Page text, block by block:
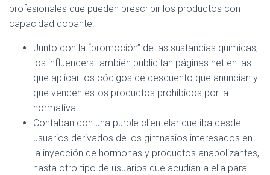
profesionales que pueden prescribir los productos con
capacidad dopante.
Junto con la “promoción” de las sustancias químicas,
los influencers también publicitan páginas net en las
que aplicar los códigos de descuento que anuncian y
que venden estos productos prohibidos por la
normativa.
Contaban con una purple clientelar que iba desde
usuarios derivados de los gimnasios interesados en
la inyección de hormonas y productos anabolizantes,
hasta otro tipo de usuarios que acudían a ella para